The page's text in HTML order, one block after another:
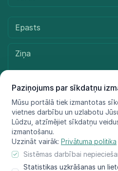
Paziņojums par sīkdatņu
Mūsu portālā tiek izmantotas
vietnes darbību un uzlabotu
Lūdzu, atzīmējiet sīkdatņu
izmantošanu.
Uzzināt vairāk: Privātuma politika
Sistēmas darbībai
Statistikas uzkrāšanas un
Sūtīt
© LIFE FOR SPECIES, 2021 - 2025
Informācija atspoguļo tikai projekta